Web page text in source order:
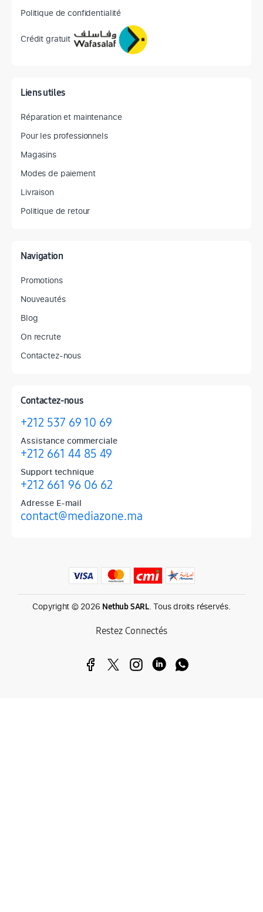
Politique de confidentialité
Crédit gratuit
Liens utiles
Réparation et maintenance
Pour les professionnels
Magasins
Modes de paiement
Livraison
Politique de retour
Navigation
Promotions
Nouveautés
Blog
On recrute
Contactez-nous
Contactez-nous
+212 537 69 10 69
Assistance commerciale
+212 661 44 85 49
Support technique
+212 661 96 06 62
Adresse E-mail
contact@mediazone.ma
Produits phares chez Mediazone
Retrouvez chez Mediazone les références incontournables :
Copyright © 2026 Nethub SARL. Tous droits réservés.
Restez Connectés